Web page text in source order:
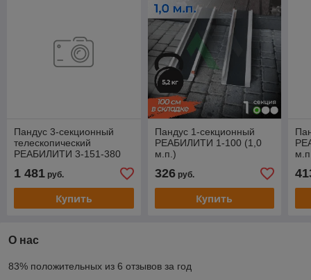
Пандус 3-секционный
телескопический
РЕАБИЛИТИ 3-151-380
1 481 руб.
Купить
Пандус 1-секционный
РЕАБИЛИТИ 1-100 (1,0
м.п.)
326руб.
Купить
О нас
83% положительных из 6 отзывов за год